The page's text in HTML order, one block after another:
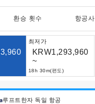
환승 횟수 항공사
최저가
KRW1,293,960
~
18h 30m(편도)
루프트한자 독일 항공